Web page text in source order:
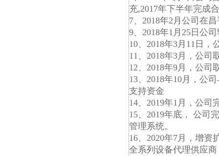
充,2017年下半年完成
7、2018年2月公司在
9、2018年1月25日公
10、2018年3月11日，
11、2018年3月，公司
12、2018年9月，公司
13、2018年10月，公
支持资金
14、2019年1月，公司
15、2019年底， 公司
管理系统。
16、2020年7月，增
全系列设备代理供应商